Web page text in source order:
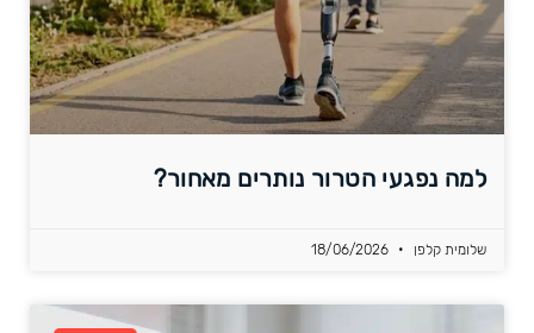
למה נפגעי הטרור נותרים מאחור?
שלומית קלפן